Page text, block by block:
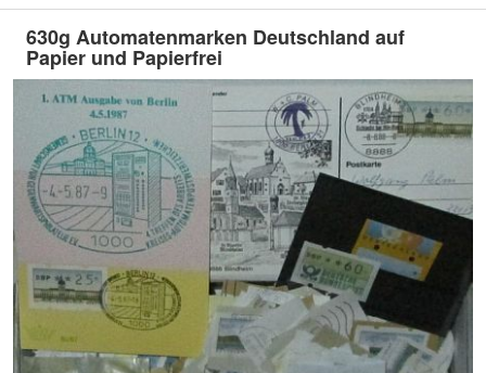
630g Automatenmarken Deutschland auf
Papier und Papierfrei